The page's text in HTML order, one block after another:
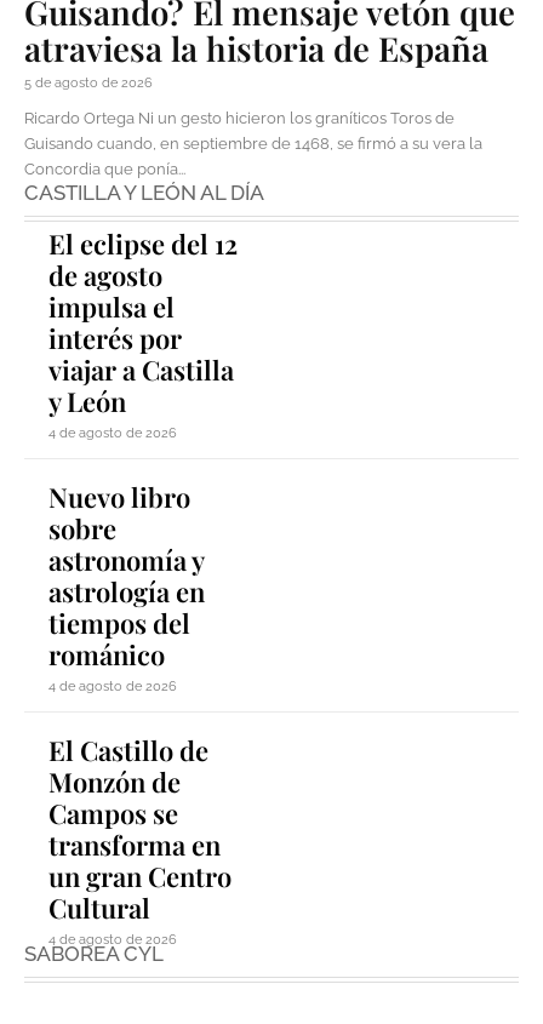
Guisando? El mensaje vetón que
atraviesa la historia de España
5 de agosto de 2026
Ricardo Ortega Ni un gesto hicieron los graníticos Toros de
Guisando cuando, en septiembre de 1468, se firmó a su vera la
Concordia que ponía...
CASTILLA Y LEÓN AL DÍA
El eclipse del 12
de agosto
impulsa el
interés por
viajar a Castilla
y León
4 de agosto de 2026
Nuevo libro
sobre
astronomía y
astrología en
tiempos del
románico
4 de agosto de 2026
El Castillo de
Monzón de
Campos se
transforma en
un gran Centro
Cultural
4 de agosto de 2026
SABOREA CYL